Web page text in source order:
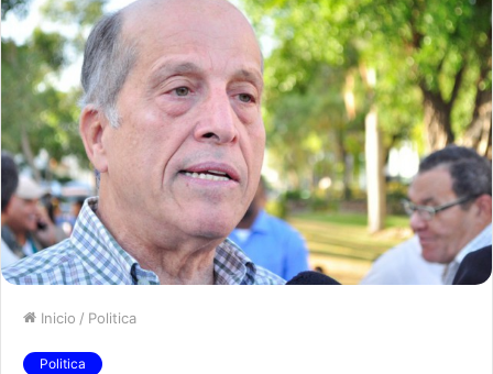
Inicio / Politica
Politica